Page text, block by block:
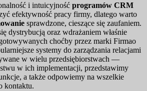
i intuicyjność programów CRM
efektywność pracy firmy, dlatego warto
sprawdzone, cieszące się zaufaniem.
dystrybucją oraz wdrażaniem właśnie
choćby przez marki Firmao
systemy do zarządzania relacjami
w wielu przedsiębiorstwach —
w ich implementacji, przedstawimy
a także odpowiemy na wszelkie
kontaktu.